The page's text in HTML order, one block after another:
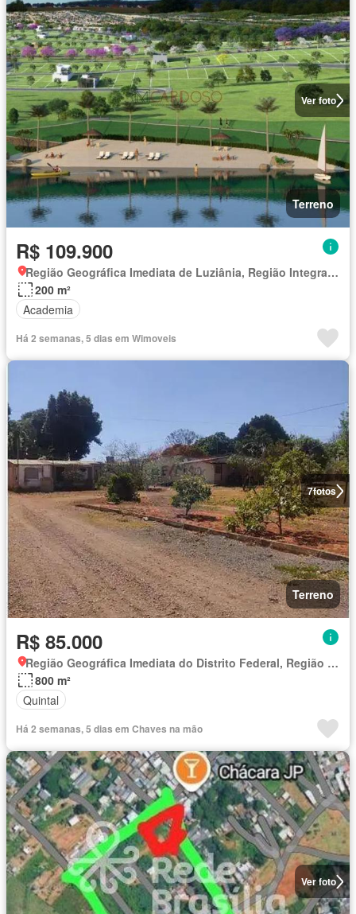
Ver foto
Terreno
R$ 109.900
Região Geográfica Imediata de Luziânia, Região Integrada de Desenvolvimento do Distrito Federal e Entorno
200 m²
Academia
Há 2 semanas, 5 dias em Wimoveis
7fotos
Terreno
R$ 85.000
Região Geográfica Imediata do Distrito Federal, Região Integrada de Desenvolvimento do Distrito Federal e Entorno
800 m²
Quintal
Há 2 semanas, 5 dias em Chaves na mão
Ver foto